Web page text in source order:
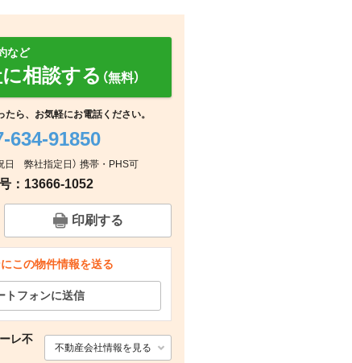
その他
など
相談する （無料）
ら、お気軽にお電話ください。
634-91850
日 弊社指定日） 携帯・PHS可
：13666-1052
印刷する
この物件情報を送る
トフォンに送信
レ不
不動産会社情報を見る